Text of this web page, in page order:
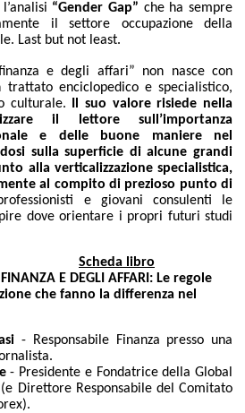
“Gender Gap” che ha sempre
il settore occupazione della
Last but not least.
e degli affari” non nasce con
trattato enciclopedico e specialistico,
culturale.
Il suo valore risiede nella
il lettore sull’importanza
e delle buone maniere nel
sulla superficie di alcune grandi
alla verticalizzazione specialistica,
al compito di prezioso punto di
e giovani consulenti le
dove orientare i propri futuri studi
Scheda libro
E DEGLI AFFARI: Le regole
che fanno la differenza nel
- Responsabile Finanza presso una
- Presidente e Fondatrice della Global
(e Direttore Responsabile del Comitato